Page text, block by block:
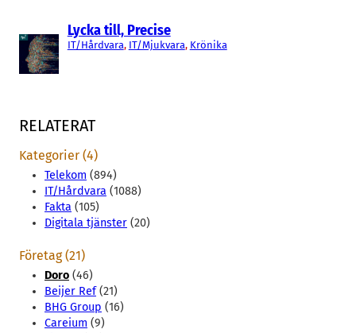
Lycka till, Precise
IT/Hårdvara, IT/Mjukvara, Krönika
RELATERAT
Kategorier (4)
Telekom (894)
IT/Hårdvara (1088)
Fakta (105)
Digitala tjänster (20)
Företag (21)
Doro (46)
Beijer Ref(21)
BHG Group (16)
Careium (9)